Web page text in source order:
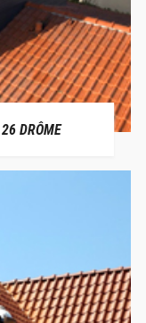
DRÔME